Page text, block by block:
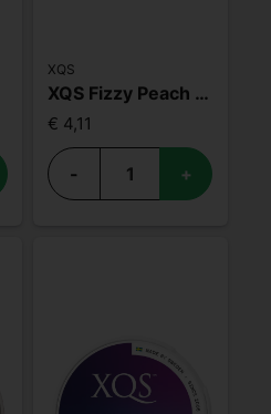
XQS
XQS Fizzy Peach Slim Strong
€ 4,11
- +